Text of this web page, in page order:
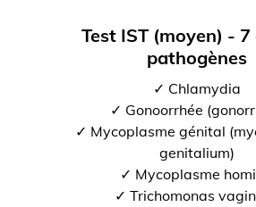
Test IST (moyen) -
pathogènes
✓ Chlamydia
✓ Gonoorrhée
✓ Mycoplasme génital
genitalium)
✓ Mycoplasme
✓ Trichomonas